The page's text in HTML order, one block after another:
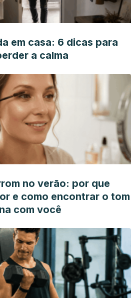
em casa: 6 dicas para
a calma
no verão: por que
e como encontrar o tom
com você